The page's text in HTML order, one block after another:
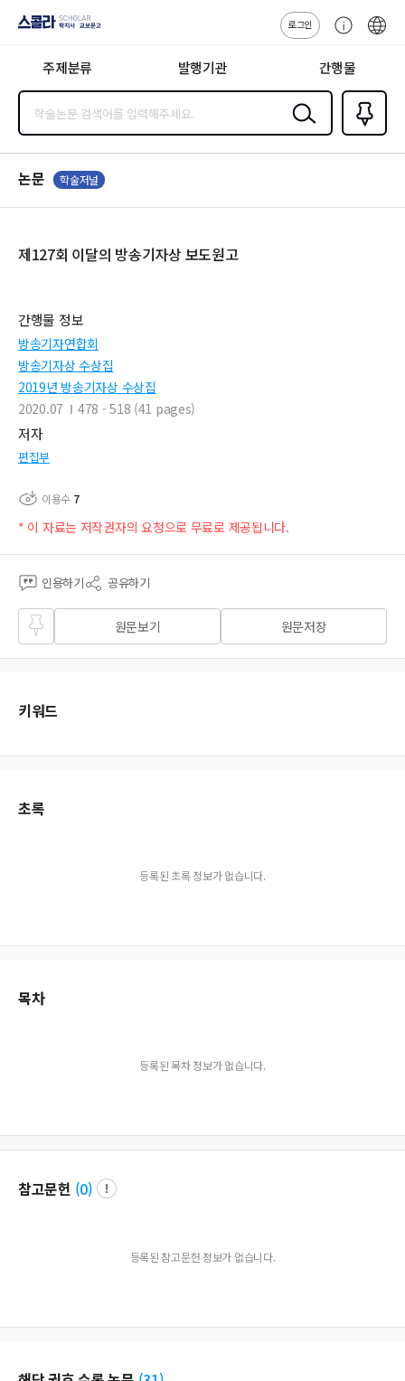
지사·교보문고
로그인
센
주제분류 발행기관 간행물
검색
즐겨찾
기0
논문 학술저널
제127회 이달의 방송기자상 보도원고
간행물 정보
방송기자연합회
방송기자상 수상집
2019년 방송기자상 수상집
2020.07
478 - 518 (41 pages)
저자
편집부
이용수 7
* 이 자료는 저작권자의 요청으로 무료로 제공됩니다.
인용하기 공유하기
즐겨
찾기
원문보기 원문저장
키워드
초록
등록된 초록 정보가 없습니다.
목차
등록된 목차 정보가 없습니다.
참고문헌 (0)
등록된 참고문헌 정보가 없습니다.